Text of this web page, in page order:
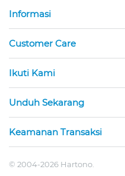
Informasi
Customer Care
Ikuti Kami
Unduh Sekarang
Keamanan Transaksi
© 2004-2026 Hartono.